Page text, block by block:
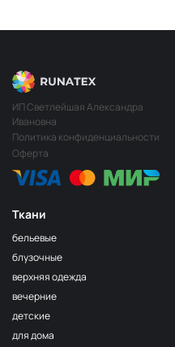
Ткани
бельевые
блузочные
верхняя одежда
вечерние
детские
для дома
ИП Светлейшая Александра
Ивановна
Политика конфиденциальности
Оферта